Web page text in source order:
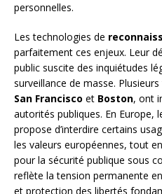
personnelles.
Les technologies de
parfaitement ces enjeux. Leur
public suscite des inquiétudes
surveillance de masse.
San Francisco et Boston, ont
autorités publiques. En Europe,
propose d’interdire certains
les valeurs européennes, tout
pour la sécurité publique sous
reflète la tension permanente
et protection des libertés